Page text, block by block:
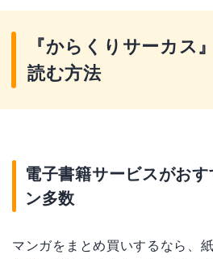
『からくりサーカス
読む方法
電子書籍サービスがお
ン多数
マンガをまとめ買いするなら、